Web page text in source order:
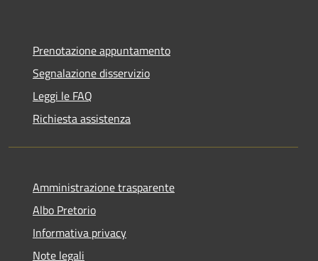
Prenotazione appuntamento
Segnalazione disservizio
Leggi le FAQ
Richiesta assistenza
Amministrazione trasparente
Albo Pretorio
Informativa privacy
Note legali